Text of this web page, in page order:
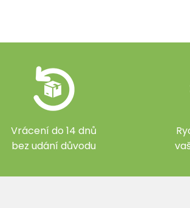
Vrácení do 14 dnů
bez udání důvodu